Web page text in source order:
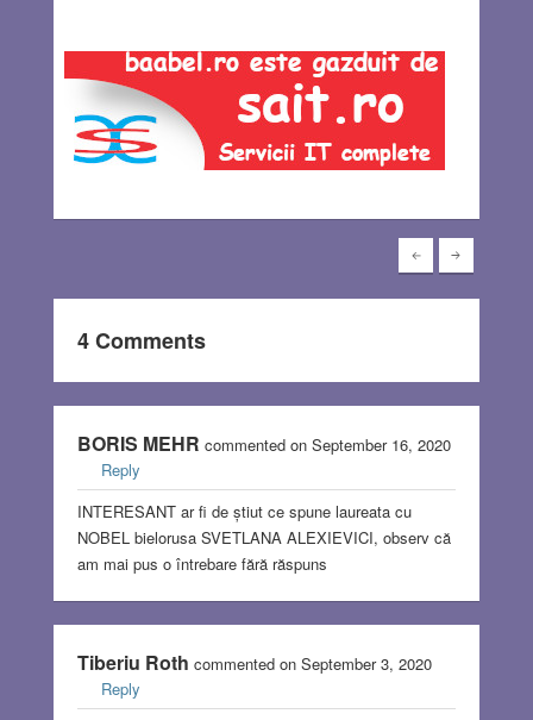
4 Comments
BORIS MEHR commented on September 16, 2020
Reply
INTERESANT ar fi de știut ce spune laureata cu
NOBEL bielorusa SVETLANA ALEXIEVICI, observ că
am mai pus o întrebare fără răspuns
Tiberiu Roth commented on September 3, 2020
Reply